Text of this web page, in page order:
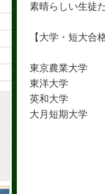
素晴らしい生徒
【大学・短大合
東京農業大学
東洋大学
英和大学
大月短期大学